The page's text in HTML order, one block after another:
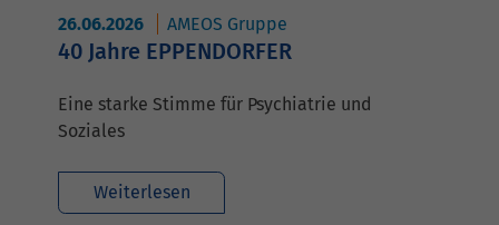
26.06.2026 AMEOS Gruppe
40 Jahre EPPENDORFER
Eine starke Stimme für Psychiatrie und
Soziales
Weiterlesen